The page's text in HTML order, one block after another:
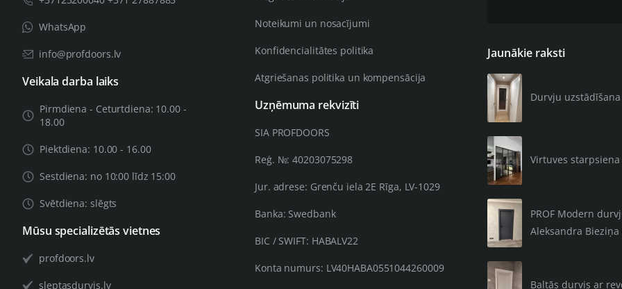
WhatsApp
info@profdoors.lv
Veikala darba laiks
Pirmdiena - Ceturtdiena: 10.00 -
18.00
Piektdiena: 10.00 - 16.00
Sestdiena: no 10:00 līdz 15:00
Svētdiena: slēgts
Mūsu specializētās vietnes
profdoors.lv
sleptasdurvis.lv
Noteikumi un nosacījumi
Konfidencialitātes politika
Atgriešanas politika un kompensācija
Uzņēmuma rekvizīti
SIA PROFDOORS
Reģ. №: 40203075298
Jur. adrese: Grenču iela 2E Rīga, LV-1029
Banka: Swedbank
BIC / SWIFT: HABALV22
Konta numurs: LV40HABA0551044260009
Jaunākie raksti
Durvju
Virtuves
PROF Modern
Aleksandra Bieziņa
Baltās durvis ar